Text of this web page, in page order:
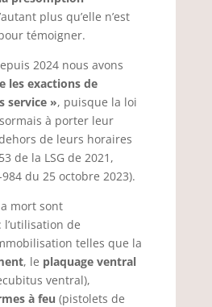
plus qu’elle n’est
témoigner.
2024 nous avons
les exactions de
service », puisque la loi
à porter leur
de leurs horaires
de la LSG de 2021,
du 25 octobre 2023).
mort sont
de
telles que la
, le plaquage ventral
ventral),
à feu (pistolets de